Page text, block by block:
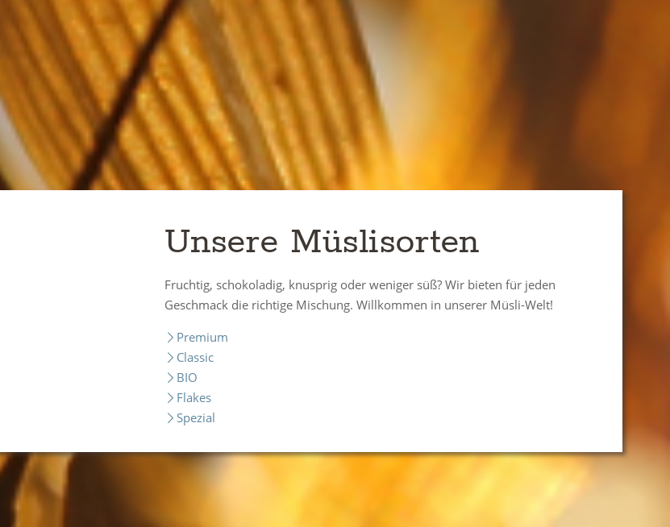
Unsere Müslisorten
Fruchtig, schokoladig, knusprig oder weniger süß? Wir bieten für jeden
Geschmack die richtige Mischung. Willkommen in unserer Müsli-Welt!
Premium
Classic
BIO
Flakes
Spezial